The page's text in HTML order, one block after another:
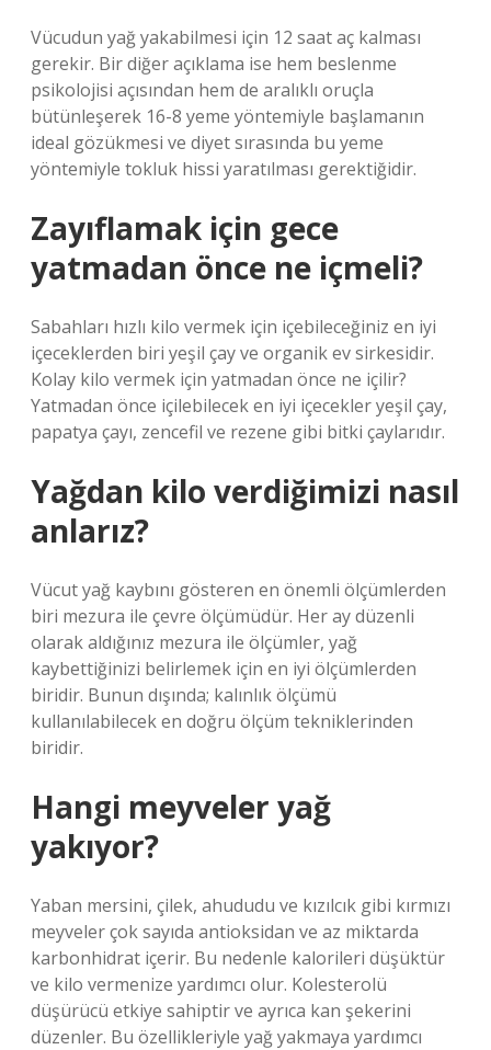
Vücudun yağ yakabilmesi için 12 saat aç kalması
gerekir. Bir diğer açıklama ise hem beslenme
psikolojisi açısından hem de aralıklı oruçla
bütünleşerek 16-8 yeme yöntemiyle başlamanın
ideal gözükmesi ve diyet sırasında bu yeme
yöntemiyle tokluk hissi yaratılması gerektiğidir.
Zayıflamak için gece
yatmadan önce ne içmeli?
Sabahları hızlı kilo vermek için içebileceğiniz en iyi
içeceklerden biri yeşil çay ve organik ev sirkesidir.
Kolay kilo vermek için yatmadan önce ne içilir?
Yatmadan önce içilebilecek en iyi içecekler yeşil çay,
papatya çayı, zencefil ve rezene gibi bitki çaylarıdır.
Yağdan kilo verdiğimizi nasıl
anlarız?
Vücut yağ kaybını gösteren en önemli ölçümlerden
biri mezura ile çevre ölçümüdür. Her ay düzenli
olarak aldığınız mezura ile ölçümler, yağ
kaybettiğinizi belirlemek için en iyi ölçümlerden
biridir. Bunun dışında; kalınlık ölçümü
kullanılabilecek en doğru ölçüm tekniklerinden
biridir.
Hangi meyveler yağ
yakıyor?
Yaban mersini, çilek, ahududu ve kızılcık gibi kırmızı
meyveler çok sayıda antioksidan ve az miktarda
karbonhidrat içerir. Bu nedenle kalorileri düşüktür
ve kilo vermenize yardımcı olur. Kolesterolü
düşürücü etkiye sahiptir ve ayrıca kan şekerini
düzenler. Bu özellikleriyle yağ yakmaya yardımcı